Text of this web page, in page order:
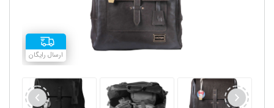
ارسال رایگان